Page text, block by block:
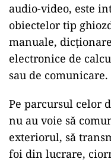
audio-video, este
obiectelor tip
manuale,
electronice de
sau de comunicare.
Pe parcursul celor
nu au voie să
exteriorul, să
foi din lucrare,